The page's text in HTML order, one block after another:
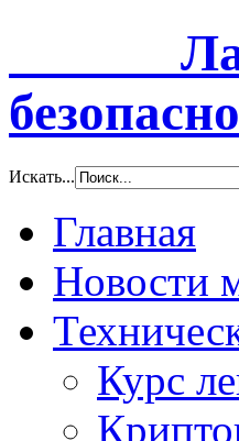
Искать...
Главная
Новости
Курс